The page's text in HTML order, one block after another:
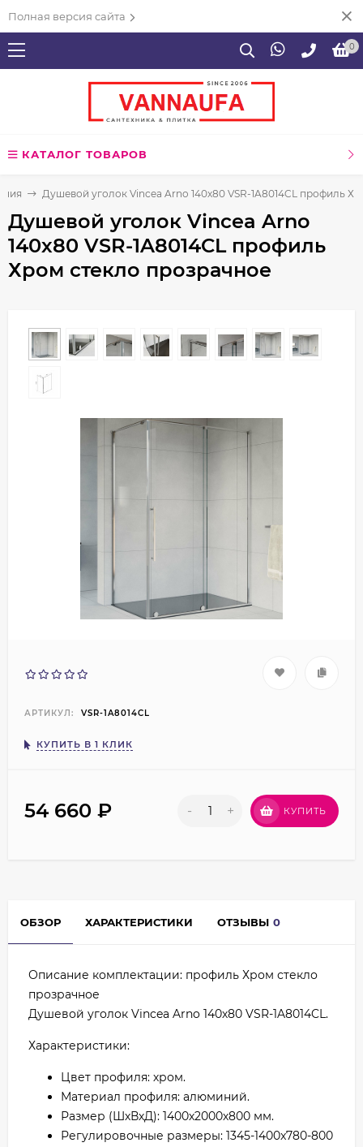
Полная версия сайта
0
КАТАЛОГ ТОВАРОВ
Душевой уголок Vincea Arno 140х80 VSR-1A8014CL профиль
Душевой уголок Vincea Arno
140х80 VSR-1A8014CL профиль
Хром стекло прозрачное
АРТИКУЛ: VSR-1A8014CL
КУПИТЬ В 1 КЛИК
54 660 ₽ - + КУПИТЬ
ОБЗОР ХАРАКТЕРИСТИКИ ОТЗЫВЫ 0
Описание комплектации: профиль Хром стекло
прозрачное
Душевой уголок Vincea Arno 140х80 VSR-1A8014CL.
Характеристики:
Цвет профиля: хром.
Материал профиля: алюминий.
Размер (ШхВхД): 1400х2000х800 мм.
Регулировочные размеры: 1345-1400x780-800